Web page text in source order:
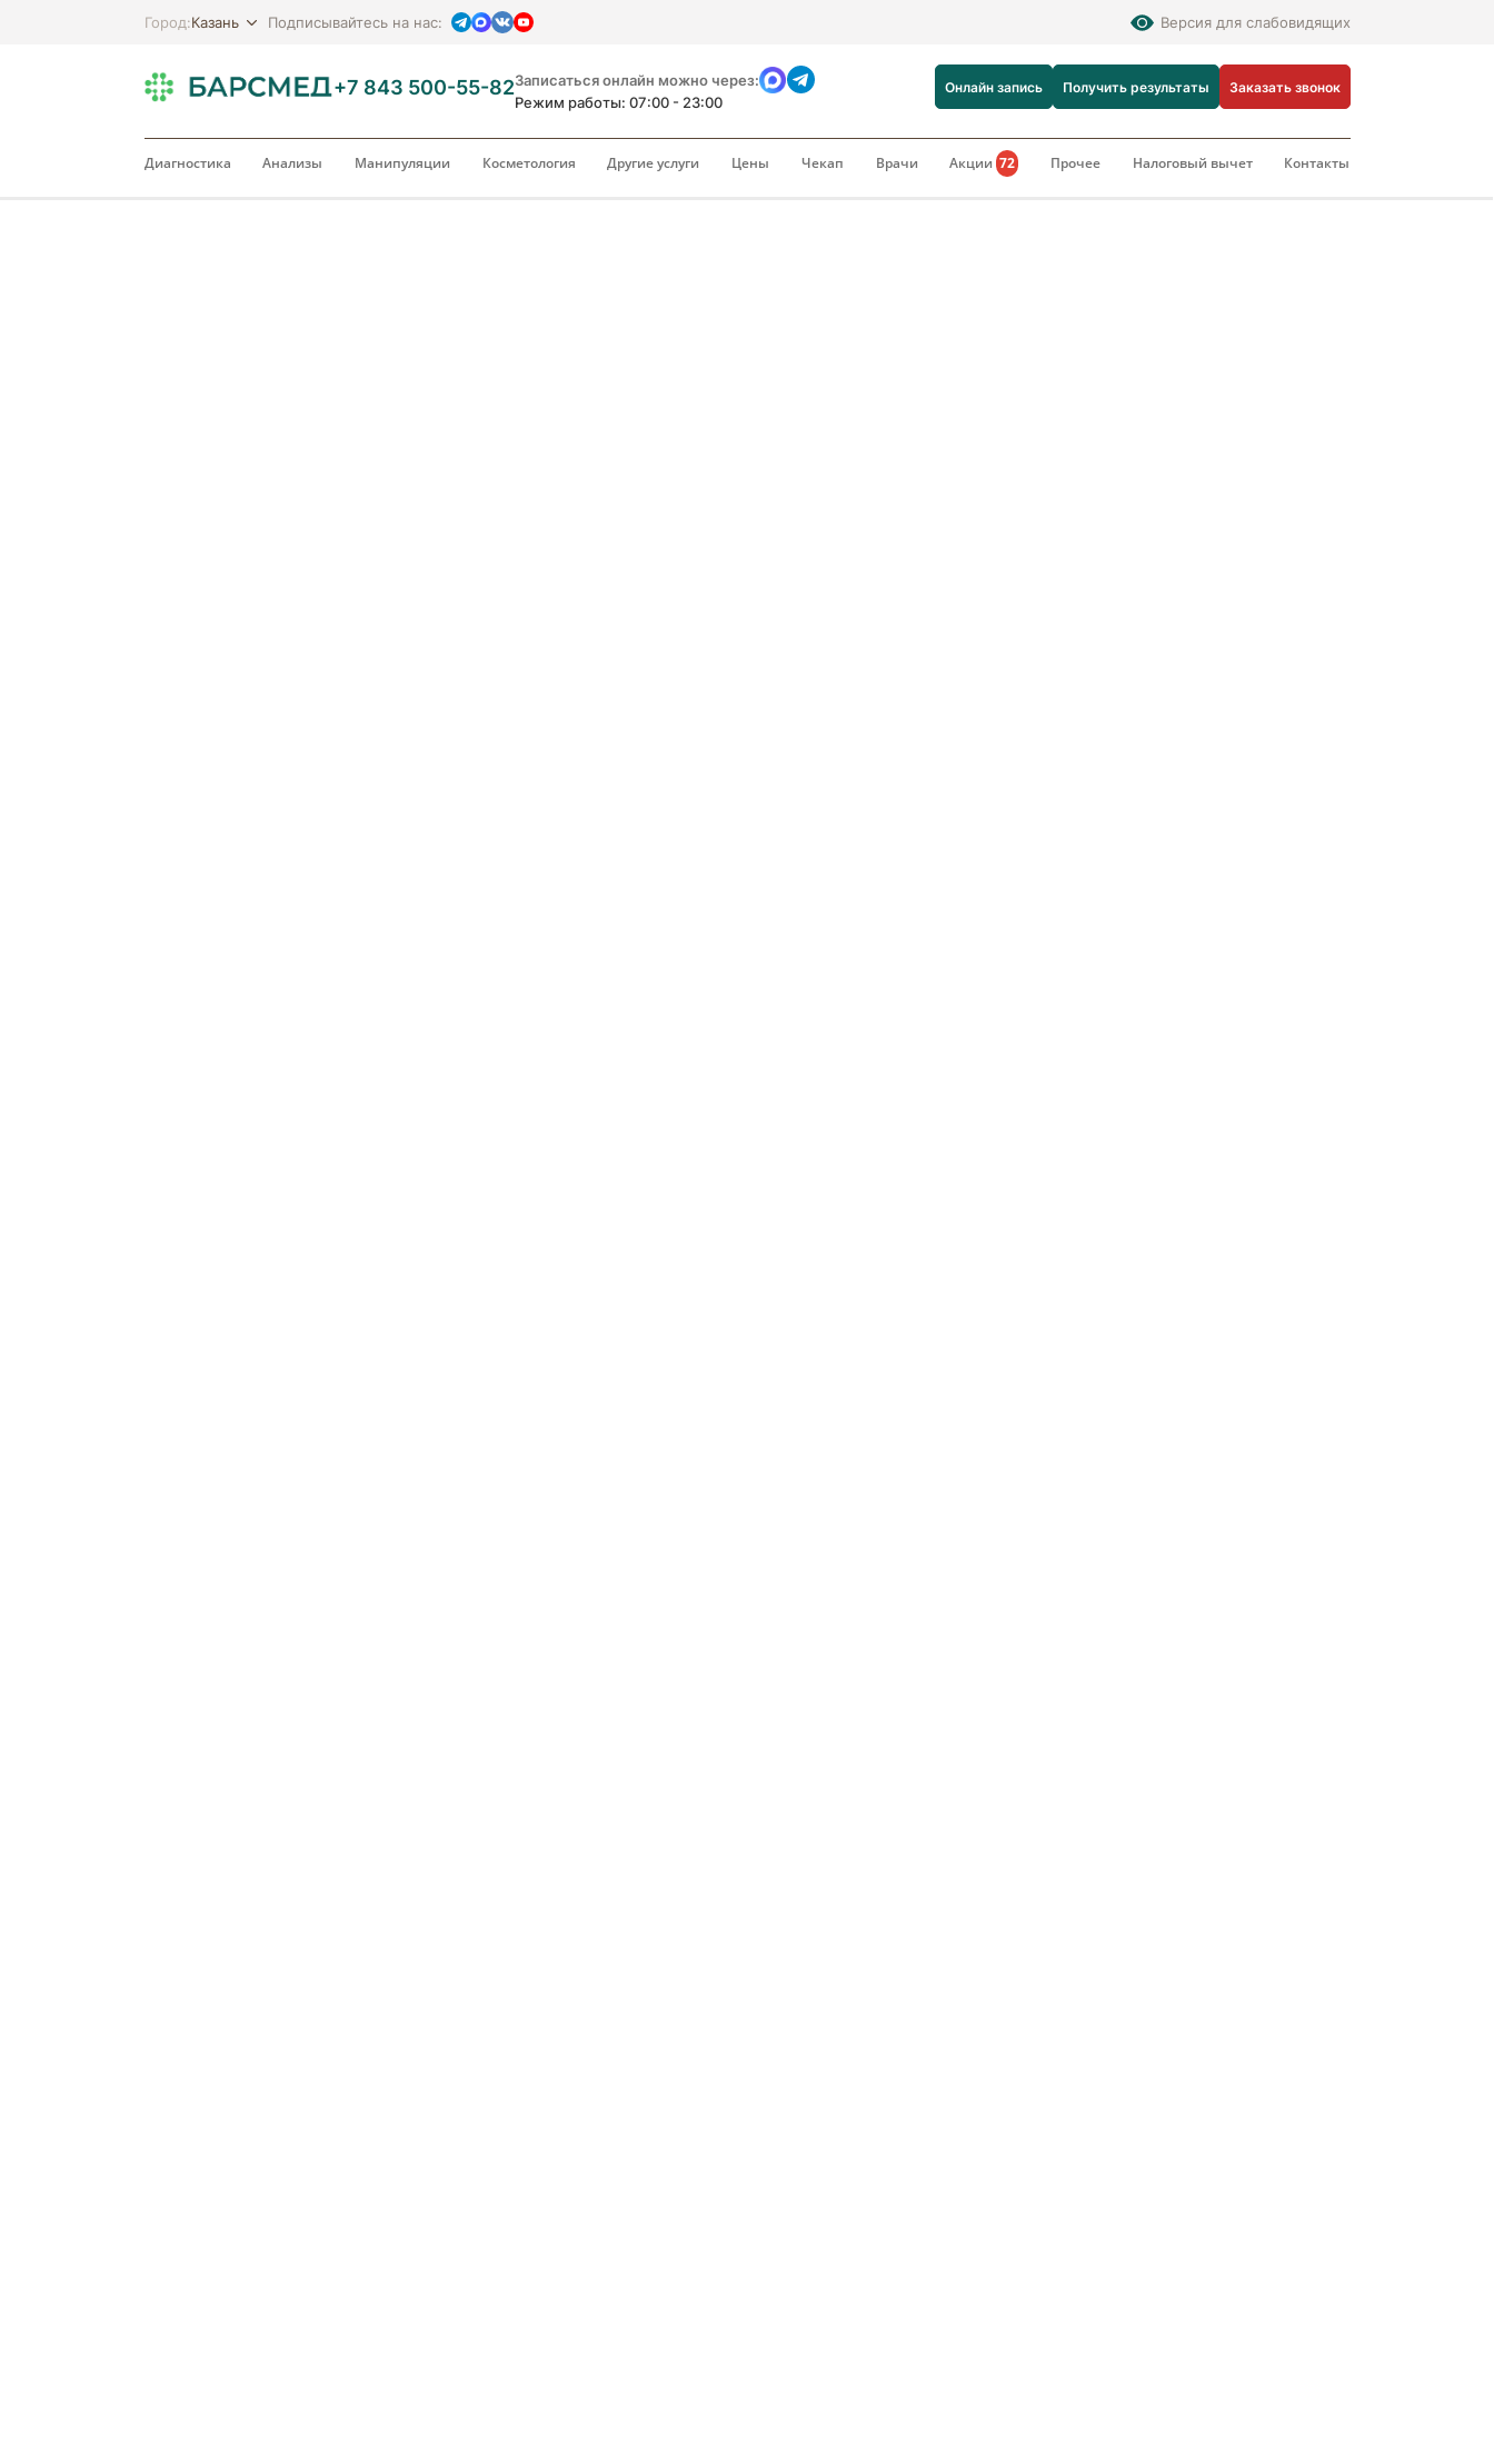
Город:Казань Подписывайтесь на нас: Версия для слабовидящих
+7 843 500-55-82Записаться онлайн можно через:
Режим работы: 07:00 - 23:00
Онлайн запись Получить результаты Заказать звонок
Диагностика Анализы Манипуляции Косметология Другие услуги Цены Чекап Врачи Акции72 Прочее Налоговый вычет Контакты